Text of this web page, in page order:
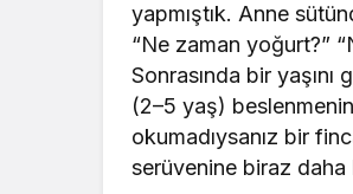
yapmıştık. Anne
“Ne zaman yoğurt?”
Sonrasında bir
(2–5 yaş)
okumadıysanız bir
serüvenine biraz